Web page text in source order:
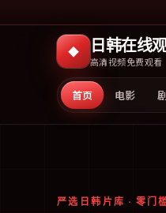
◆ 日韩在线
高清视频免费观看
首页 电影
严选日韩片库 · 零门